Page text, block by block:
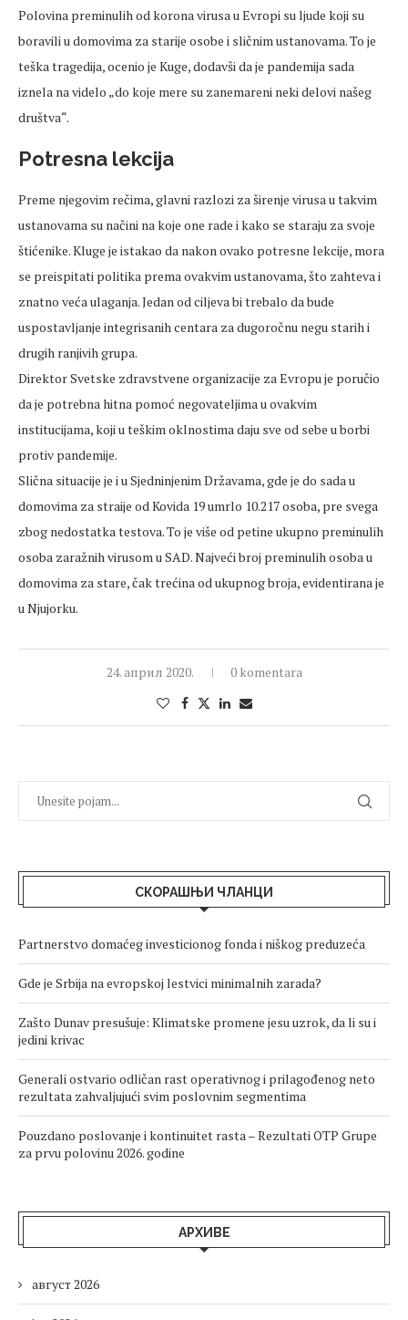
Polovina preminulih od korona virusa u Evropi su ljude koji su
boravili u domovima za starije osobe i sličnim ustanovama. To je
teška tragedija, ocenio je Kuge, dodavši da je pandemija sada
iznela na videlo „do koje mere su zanemareni neki delovi našeg
društva“.
Potresna lekcija
Preme njegovim rečima, glavni razlozi za širenje virusa u takvim
ustanovama su načini na koje one rade i kako se staraju za svoje
štićenike. Kluge je istakao da nakon ovako potresne lekcije, mora
se preispitati politika prema ovakvim ustanovama, što zahteva i
znatno veća ulaganja. Jedan od ciljeva bi trebalo da bude
uspostavljanje integrisanih centara za dugoročnu negu starih i
drugih ranjivih grupa.
Direktor Svetske zdravstvene organizacije za Evropu je poručio
da je potrebna hitna pomoć negovateljima u ovakvim
institucijama, koji u teškim oklnostima daju sve od sebe u borbi
protiv pandemije.
Slična situacije je i u Sjedninjenim Državama, gde je do sada u
domovima za straije od Kovida 19 umrlo 10.217 osoba, pre svega
zbog nedostatka testova. To je više od petine ukupno preminulih
osoba zaražnih virusom u SAD. Najveći broj preminulih osoba u
domovima za stare, čak trećina od ukupnog broja, evidentirana je
u Njujorku.
24. април 2020. 0 komentara
СКОРАШЊИ ЧЛАНЦИ
Partnerstvo domaćeg investicionog fonda i niškog preduzeća
Gde je Srbija na evropskoj lestvici minimalnih zarada?
Zašto Dunav presušuje: Klimatske promene jesu uzrok, da li su i
jedini krivac
Generali ostvario odličan rast operativnog i prilagođenog neto
rezultata zahvaljujući svim poslovnim segmentima
Pouzdano poslovanje i kontinuitet rasta – Rezultati OTP Grupe
za prvu polovinu 2026. godine
АРХИВЕ
август 2026